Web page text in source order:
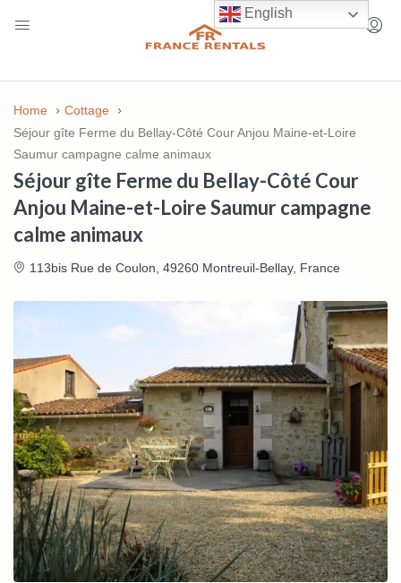
Home
Cottage
Séjour gîte Ferme du Bellay-Côté Cour Anjou Maine-et-Loire
Saumur campagne calme animaux
Séjour gîte Ferme du Bellay-Côté Cour
Anjou Maine-et-Loire Saumur campagne
calme animaux
113bis Rue de Coulon, 49260 Montreuil-Bellay, France
View More Photos
English